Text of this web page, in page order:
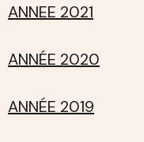
ANNEE 2021
ANNÉE 2020
ANNÉE 2019